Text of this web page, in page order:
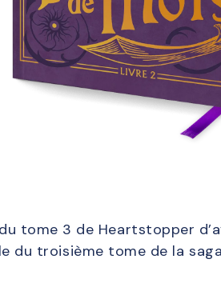
tome 3 de Heartstopper
du troisième tome de la